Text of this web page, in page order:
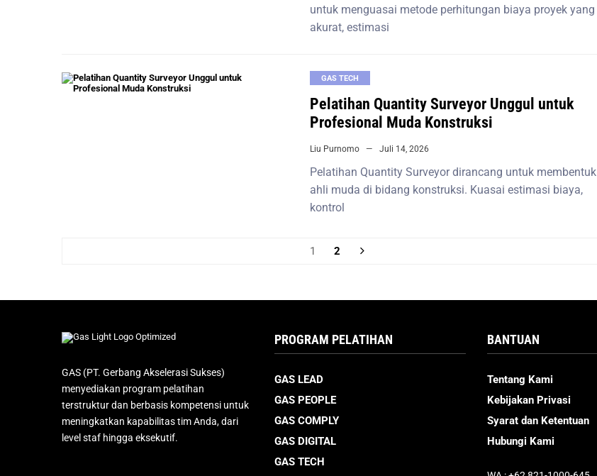
untuk menguasai metode perhitungan biaya proyek yang
akurat, estimasi
GAS TECH
Pelatihan Quantity Surveyor Unggul untuk
Profesional Muda Konstruksi
Liu Purnomo Juli 14, 2026
Pelatihan Quantity Surveyor dirancang untuk membentuk
ahli muda di bidang konstruksi. Kuasai estimasi biaya,
kontrol
1 2
GAS (PT. Gerbang Akselerasi Sukses)
menyediakan program pelatihan
terstruktur dan berbasis kompetensi untuk
meningkatkan kapabilitas tim Anda, dari
level staf hingga eksekutif.
PROGRAM PELATIHAN
GAS LEAD
GAS PEOPLE
GAS COMPLY
GAS DIGITAL
GAS TECH
BANTUAN
Tentang Kami
Kebijakan Privasi
Syarat dan Ketentuan
Hubungi Kami